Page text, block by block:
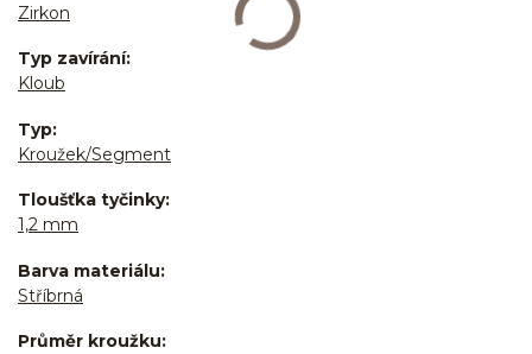
Zirkon
Typ zavírání
Kloub
Typ
Kroužek/Segment
Tloušťka tyčinky
1,2 mm
Barva materiálu
Stříbrná
Průměr kroužku